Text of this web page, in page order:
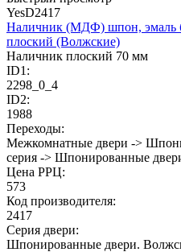
YesD2417
Наличник (МДФ) шпон, эмаль
плоский (Волжские)
Наличник плоский 70 мм
ID1:
2298_0_4
ID2:
1988
Переходы:
Межкомнатные двери ->
серия -> Шпонированные
Цена РРЦ:
573
Код производителя:
2417
Cерия двери:
Шпонированные двери.